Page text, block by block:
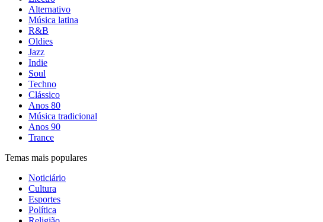
Alternativo
Música latina
R&B
Oldies
Jazz
Indie
Soul
Techno
Clássico
Anos 80
Música tradicional
Anos 90
Trance
Temas mais populares
Noticiário
Cultura
Esportes
Política